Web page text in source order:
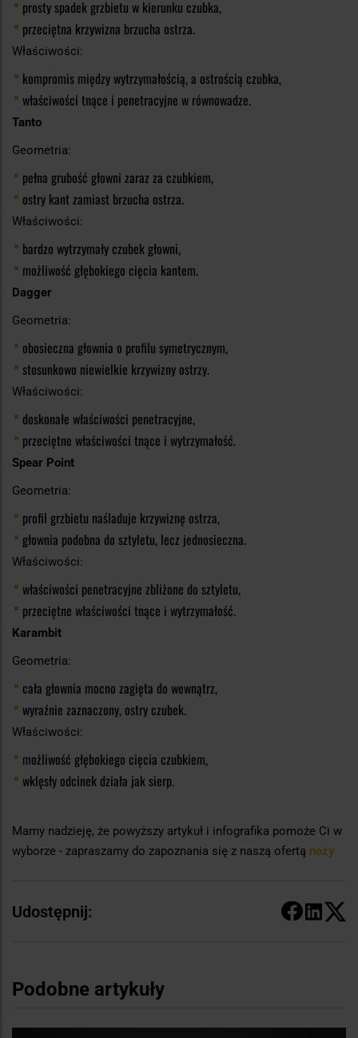
prosty spadek grzbietu w kierunku czubka,
przeciętna krzywizna brzucha ostrza.
Właściwości:
kompromis między wytrzymałością, a ostrością czubka,
właściwości tnące i penetracyjne w równowadze.
Tanto
Geometria:
pełna grubość głowni zaraz za czubkiem,
ostry kant zamiast brzucha ostrza.
Właściwości:
bardzo wytrzymały czubek głowni,
możliwość głębokiego cięcia kantem.
Dagger
Geometria:
obosieczna głownia o profilu symetrycznym,
stosunkowo niewielkie krzywizny ostrzy.
Właściwości:
doskonałe właściwości penetracyjne,
przeciętne właściwości tnące i wytrzymałość.
Spear Point
Geometria:
profil grzbietu naśladuje krzywiznę ostrza,
głownia podobna do sztyletu, lecz jednosieczna.
Właściwości:
właściwości penetracyjne zbliżone do sztyletu,
przeciętne właściwości tnące i wytrzymałość.
Karambit
Geometria:
cała głownia mocno zagięta do wewnątrz,
wyraźnie zaznaczony, ostry czubek.
Właściwości:
możliwość głębokiego cięcia czubkiem,
wklęsły odcinek działa jak sierp.
Mamy nadzieję, że powyższy artykuł i infografika pomoże Ci w
wyborze - zapraszamy do zapoznania się z naszą ofertą noży
Udostępnij:
Podobne artykuły